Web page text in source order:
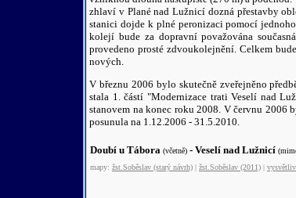
zhlaví v Plané nad Lužnicí dozná přestavby
stanici dojde k plné peronizaci pomocí
kolejí bude za dopravní považována
provedeno prosté zdvoukolejnění. Celkem
nových.
V březnu 2006 bylo skutečně zveřejněno
stala 1. částí "Modernizace trati Veselí nad
stanovem na konec roku 2008. V červnu 2006
posunula na 1.12.2006 - 31.5.2010.
Doubí u Tábora (včetně) - Veselí nad Lužnicí
mapy: žst.Soběslav (starý návrh) | žst.Soběslav (2011) |